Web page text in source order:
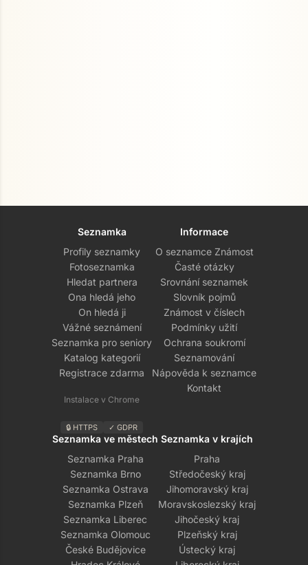
Seznamka
Profily seznamky
Fotoseznamka
Hledat partnera
Ona hledá jeho
On hledá ji
Vážné seznámení
Seznamka pro seniory
Katalog kategorií
Registrace zdarma
Instalace v Chrome
🔒 HTTPS ✓ GDPR
Informace
O seznamce Známost
Časté otázky
Srovnání seznamek
Slovník pojmů
Známost v číslech
Podmínky užití
Ochrana soukromí
Seznamování
Nápověda k seznamce
Kontakt
Seznamka ve městech
Seznamka Praha
Seznamka Brno
Seznamka Ostrava
Seznamka Plzeň
Seznamka Liberec
Seznamka Olomouc
České Budějovice
Seznamka v krajích
Praha
Středočeský kraj
Jihomoravský kraj
Moravskoslezský kraj
Jihočeský kraj
Plzeňský kraj
Ústecký kraj